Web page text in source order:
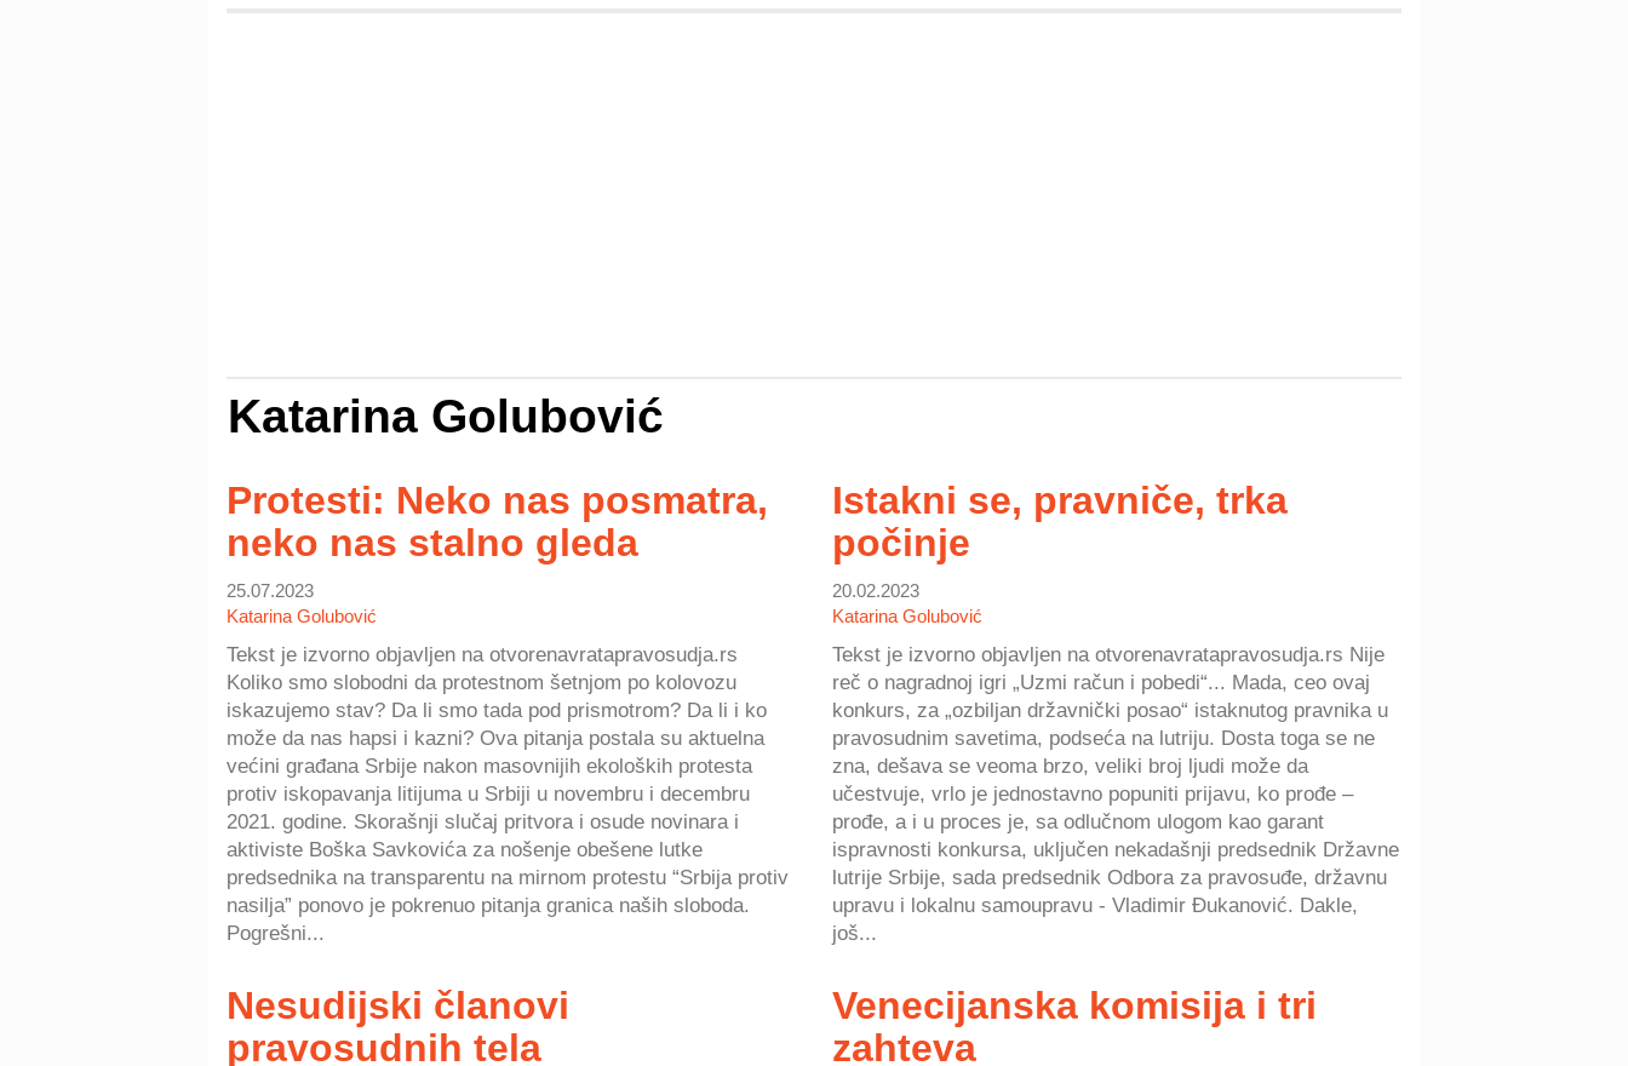
Katarina Golubović
Protesti: Neko nas posmatra,
neko nas stalno gleda
25.07.2023
Katarina Golubović
Tekst je izvorno objavljen na otvorenavratapravosudja.rs
Koliko smo slobodni da protestnom šetnjom po kolovozu
iskazujemo stav? Da li smo tada pod prismotrom? Da li i ko
može da nas hapsi i kazni? Ova pitanja postala su aktuelna
većini građana Srbije nakon masovnijih ekoloških protesta
protiv iskopavanja litijuma u Srbiji u novembru i decembru
2021. godine. Skorašnji slučaj pritvora i osude novinara i
aktiviste Boška Savkovića za nošenje obešene lutke
predsednika na transparentu na mirnom protestu “Srbija protiv
nasilja” ponovo je pokrenuo pitanja granica naših sloboda.
Pogrešni...
Istakni se, pravniče, trka
počinje
20.02.2023
Katarina Golubović
Tekst je izvorno objavljen na otvorenavratapravosudja.rs Nije
reč o nagradnoj igri „Uzmi račun i pobedi“... Mada, ceo ovaj
konkurs, za „ozbiljan državnički posao“ istaknutog pravnika u
pravosudnim savetima, podseća na lutriju. Dosta toga se ne
zna, dešava se veoma brzo, veliki broj ljudi može da
učestvuje, vrlo je jednostavno popuniti prijavu, ko prođe –
prođe, a i u proces je, sa odlučnom ulogom kao garant
ispravnosti konkursa, uključen nekadašnji predsednik Državne
lutrije Srbije, sada predsednik Odbora za pravosuđe, državnu
upravu i lokalnu samoupravu - Vladimir Đukanović. Dakle,
još...
Nesudijski članovi
pravosudnih tela
Venecijanska komisija i tri
zahteva